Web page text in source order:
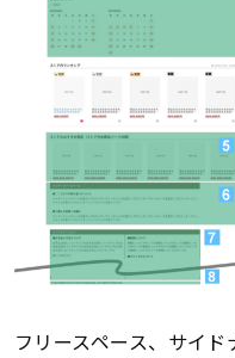
フリースペース、サイ